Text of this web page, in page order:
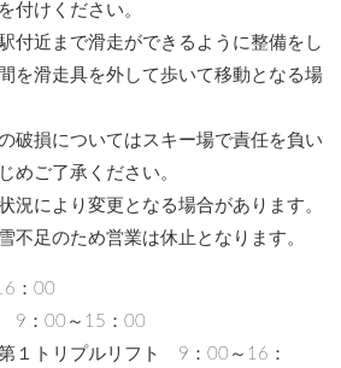
付けください。
付近まで滑走ができるように整備をし
を滑走具を外して歩いて移動となる場
破損についてはスキー場で責任を負い
めご了承ください。
況により変更となる場合があります。
不足のため営業は休止となります。
：00
9：00～15：00
プルリフト 9：00～16：